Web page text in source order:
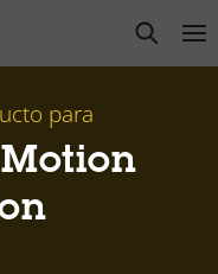
open
para